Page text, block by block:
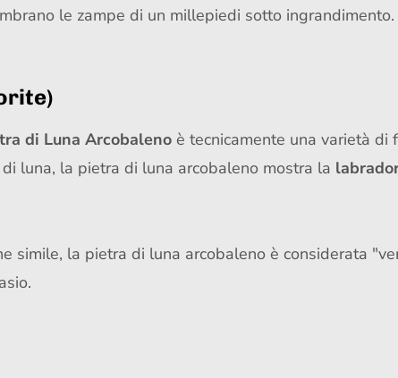
le zampe di un millepiedi sotto ingrandimento.
di Luna Arcobalenoè tecnicamente una varietà di
luna, la pietra di luna arcobaleno mostra la
simile, la pietra di luna arcobaleno è considerata